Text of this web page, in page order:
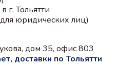
г. Тольятти
юридических лиц)
дом 35, офис 803
доставки по Тольятти